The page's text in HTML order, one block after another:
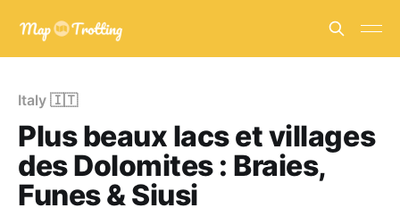
Italy 🇮🇹
Plus beaux lacs et villages
des Dolomites : Braies,
Funes & Siusi